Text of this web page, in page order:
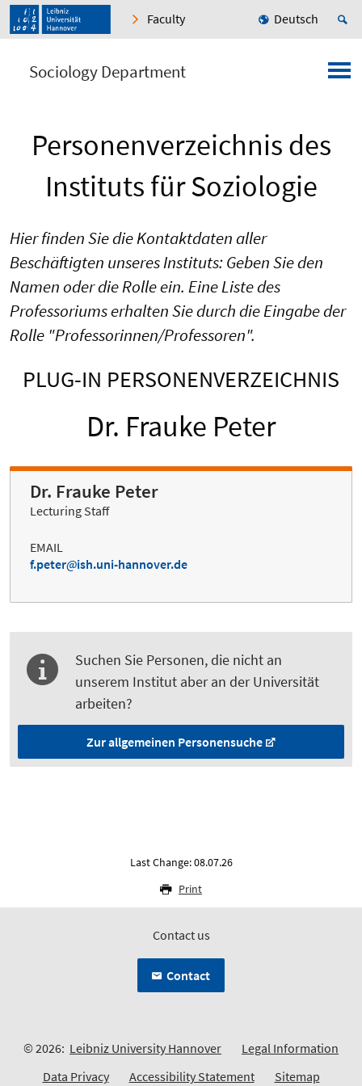
Faculty Deutsch
Sociology Department
Personenverzeichnis des
Instituts für Soziologie
Hier finden Sie die Kontaktdaten aller
Beschäftigten unseres Instituts: Geben Sie den
Namen oder die Rolle ein. Eine Liste des
Professoriums erhalten Sie durch die Eingabe der
Rolle "Professorinnen/Professoren".
PLUG-IN PERSONENVERZEICHNIS
Dr. Frauke Peter
Dr. Frauke Peter
Lecturing Staff
EMAIL
f.peter
ish.uni-hannover.de
Suchen Sie Personen, die nicht an
unserem Institut aber an der Universität
arbeiten?
Zur allgemeinen Personensuche
Last Change: 08.07.26
Print
Contact us
Contact
© 2026: Leibniz University Hannover
Legal Information
Data Privacy
Accessibility Statement Sitemap